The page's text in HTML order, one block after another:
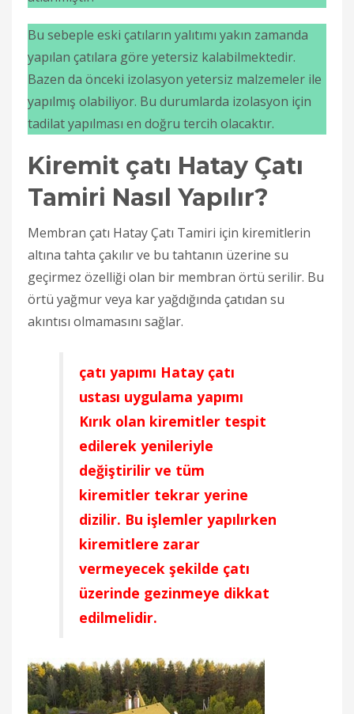
Bu sebeple eski çatıların yalıtımı yakın zamanda
yapılan çatılara göre yetersiz kalabilmektedir.
Bazen da önceki izolasyon yetersiz malzemeler ile
yapılmış olabiliyor. Bu durumlarda izolasyon için
tadilat yapılması en doğru tercih olacaktır.
Kiremit çatı Hatay Çatı
Tamiri Nasıl Yapılır?
Membran çatı Hatay Çatı Tamiri için kiremitlerin
altına tahta çakılır ve bu tahtanın üzerine su
geçirmez özelliği olan bir membran örtü serilir. Bu
örtü yağmur veya kar yağdığında çatıdan su
akıntısı olmamasını sağlar.
çatı yapımı Hatay çatı
ustası uygulama yapımı
Kırık olan kiremitler tespit
edilerek yenileriyle
değiştirilir ve tüm
kiremitler tekrar yerine
dizilir. Bu işlemler yapılırken
kiremitlere zarar
vermeyecek şekilde çatı
üzerinde gezinmeye dikkat
edilmelidir.